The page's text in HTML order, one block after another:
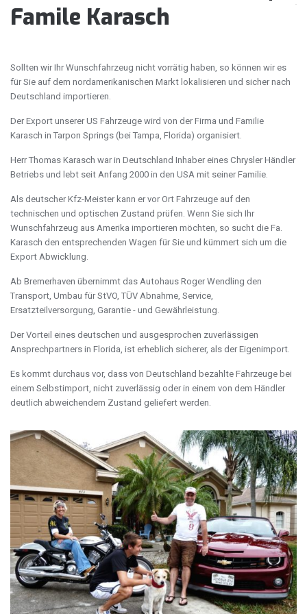
Famile Karasch
Sollten wir Ihr Wunschfahrzeug nicht vorrätig haben, so können wir es
für Sie auf dem nordamerikanischen Markt lokalisieren und sicher nach
Deutschland importieren.
Der Export unserer US Fahrzeuge wird von der Firma und Familie
Karasch in Tarpon Springs (bei Tampa, Florida) organisiert.
Herr Thomas Karasch war in Deutschland Inhaber eines Chrysler Händler
Betriebs und lebt seit Anfang 2000 in den USA mit seiner Familie.
Als deutscher Kfz-Meister kann er vor Ort Fahrzeuge auf den
technischen und optischen Zustand prüfen. Wenn Sie sich Ihr
Wunschfahrzeug aus Amerika importieren möchten, so sucht die Fa.
Karasch den entsprechenden Wagen für Sie und kümmert sich um die
Export Abwicklung.
Ab Bremerhaven übernimmt das Autohaus Roger Wendling den
Transport, Umbau für StVO, TÜV Abnahme, Service,
Ersatzteilversorgung, Garantie - und Gewährleistung.
Der Vorteil eines deutschen und ausgesprochen zuverlässigen
Ansprechpartners in Florida, ist erheblich sicherer, als der Eigenimport.
Es kommt durchaus vor, dass von Deutschland bezahlte Fahrzeuge bei
einem Selbstimport, nicht zuverlässig oder in einem von dem Händler
deutlich abweichendem Zustand geliefert werden.